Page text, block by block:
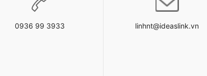
0936 99 3933 linhnt@ideaslink.vn